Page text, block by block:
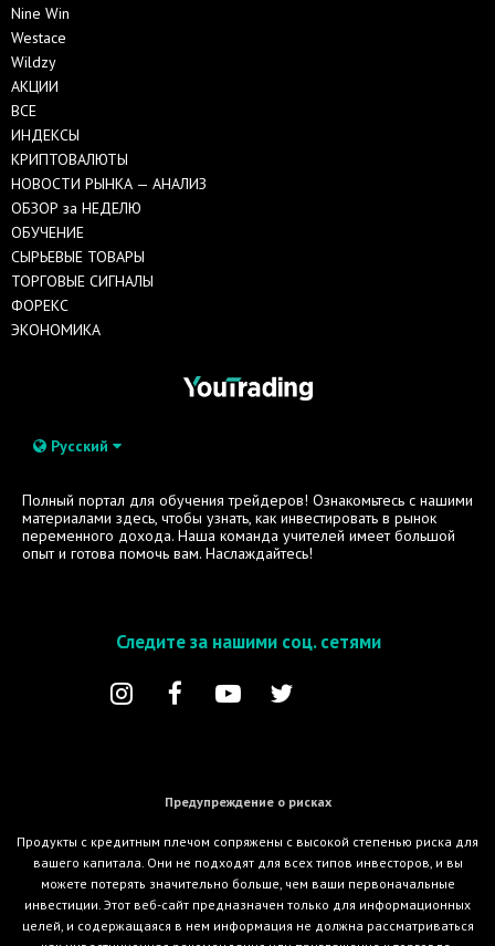
Nine Win
Westace
Wildzy
АКЦИИ
ВСЕ
ИНДЕКСЫ
КРИПТОВАЛЮТЫ
НОВОСТИ РЫНКА — АНАЛИЗ
ОБЗОР за НЕДЕЛЮ
ОБУЧЕНИЕ
СЫРЬЕВЫЕ ТОВАРЫ
ТОРГОВЫЕ СИГНАЛЫ
ФОРЕКС
ЭКОНОМИКА
Русский
Полный портал для обучения трейдеров! Ознакомьтесь с нашими
материалами здесь, чтобы узнать, как инвестировать в рынок
переменного дохода. Наша команда учителей имеет большой
опыт и готова помочь вам. Наслаждайтесь!
Следите за нашими соц. сетями
Предупреждение о рисках
Продукты с кредитным плечом сопряжены с высокой степенью риска для
вашего капитала. Они не подходят для всех типов инвесторов, и вы
можете потерять значительно больше, чем ваши первоначальные
инвестиции. Этот веб-сайт предназначен только для информационных
целей, и содержащаяся в нем информация не должна рассматриваться